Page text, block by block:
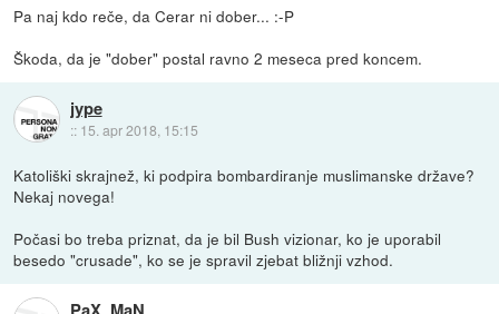
Pa naj kdo reče, da Cerar ni dober... :-P
Škoda, da je "dober" postal ravno 2 meseca pred koncem.
jype
:: 15. apr 2018, 15:15
Katoliški skrajnež, ki podpira bombardiranje muslimanske države?
Nekaj novega!
Počasi bo treba priznat, da je bil Bush vizionar, ko je uporabil
besedo "crusade", ko se je spravil zjebat bližnji vzhod.